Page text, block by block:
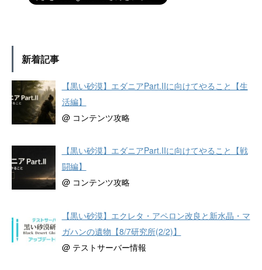
新着記事
【黒い砂漠】エダニアPart.IIに向けてやること【生
活編】
@ コンテンツ攻略
【黒い砂漠】エダニアPart.IIに向けてやること【戦
闘編】
@ コンテンツ攻略
【黒い砂漠】エクレタ・アペロン改良と新水晶・マ
ガハンの遺物【8/7研究所(2/2)】
@ テストサーバー情報